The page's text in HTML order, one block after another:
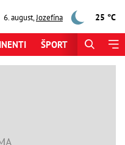
6. august,Jozefína 25 °C
ŠPORT